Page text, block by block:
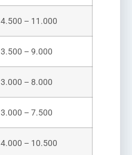
4.500 – 11.000
3.500 – 9.000
3.000 – 8.000
3.000 – 7.500
4.000 – 10.500